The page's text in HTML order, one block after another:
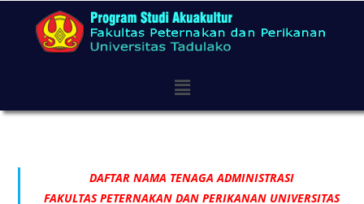
DAFTAR NAMA TENAGA ADMINISTRASI
FAKULTAS PETERNAKAN DAN PERIKANAN UNIVERSITAS